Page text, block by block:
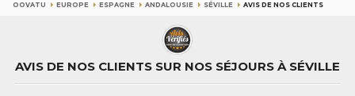
OOVATU EUROPE ESPAGNE ANDALOUSIE SÉVILLE AVIS DE NOS CLIENTS
AVIS DE NOS CLIENTS SUR NOS SÉJOURS À SÉVILLE